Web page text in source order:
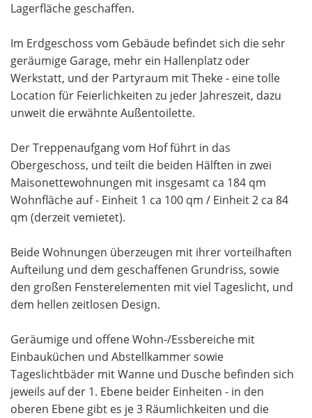
Lagerfläche geschaffen.
Im Erdgeschoss vom Gebäude befindet sich die sehr
geräumige Garage, mehr ein Hallenplatz oder
Werkstatt, und der Partyraum mit Theke - eine tolle
Location für Feierlichkeiten zu jeder Jahreszeit, dazu
unweit die erwähnte Außentoilette.
Der Treppenaufgang vom Hof führt in das
Obergeschoss, und teilt die beiden Hälften in zwei
Maisonettewohnungen mit insgesamt ca 184 qm
Wohnfläche auf - Einheit 1 ca 100 qm / Einheit 2 ca 84
qm (derzeit vemietet).
Beide Wohnungen überzeugen mit ihrer vorteilhaften
Aufteilung und dem geschaffenen Grundriss, sowie
den großen Fensterelementen mit viel Tageslicht, und
dem hellen zeitlosen Design.
Geräumige und offene Wohn-/Essbereiche mit
Einbauküchen und Abstellkammer sowie
Tageslichtbäder mit Wanne und Dusche befinden sich
jeweils auf der 1. Ebene beider Einheiten - in den
oberen Ebene gibt es je 3 Räumlichkeiten und die